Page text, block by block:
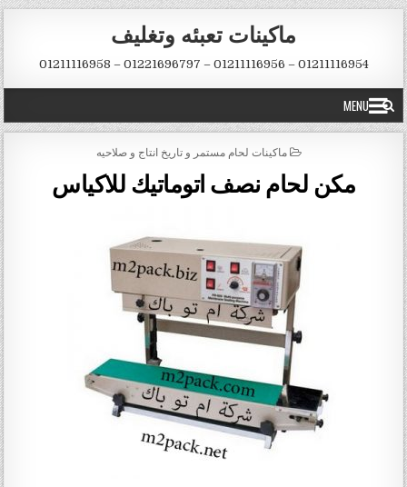
Skip to content
ماكينات تعبئه وتغليف
01211116954 – 01211116956 – 01221696797 – 01211116958
MENU
POSTED IN
ماكينات لحام مستمر و تاريخ انتاج و صلاحيه
مكن لحام نصف اتوماتيك للاكياس